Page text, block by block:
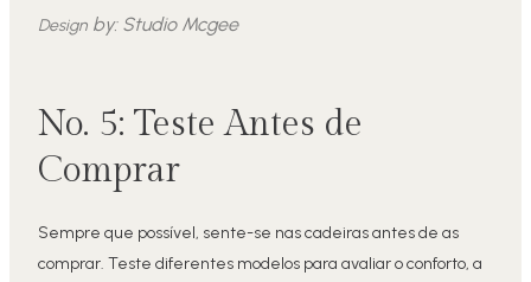
Designby:Studio Mcgee
No. 5: Teste Antes de
Comprar
Sempre que possível, sente-se nas cadeiras antes de as
comprar. Teste diferentes modelos para avaliar o conforto, a